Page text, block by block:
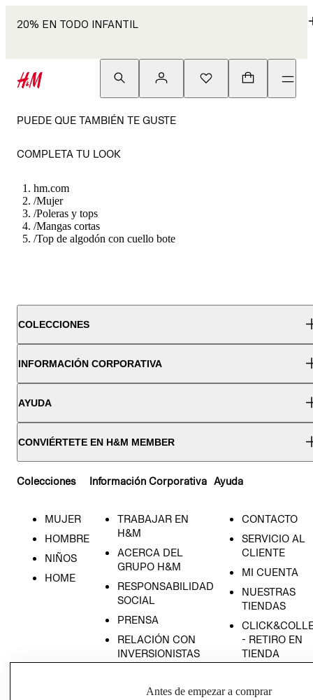
20% EN TODO INFANTIL
PUEDE QUE TAMBIÉN TE GUSTE
COMPLETA TU LOOK
hm.com
/Mujer
/Poleras y tops
/Mangas cortas
/Top de algodón con cuello bote
COLECCIONES
INFORMACIÓN CORPORATIVA
AYUDA
CONVIÉRTETE EN H&M MEMBER
Colecciones
MUJER
HOMBRE
NIÑOS
HOME
Información Corporativa
TRABAJAR EN
H&M
ACERCA DEL
GRUPO H&M
RESPONSABILIDAD
SOCIAL
PRENSA
RELACIÓN CON
INVERSIONISTAS
EMPRESARIAL
Ayuda
CONTACTO
SERVICIO AL
CLIENTE
MI CUENTA
NUESTRAS
TIENDAS
- RETIRO EN
TIENDA
CONDICIONES
Antes de empezar a comprar